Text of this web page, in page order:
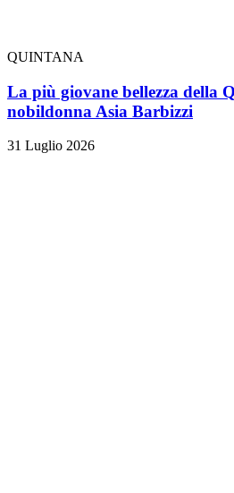
QUINTANA
La più giovane bellezza della
nobildonna Asia Barbizzi
31 Luglio 2026